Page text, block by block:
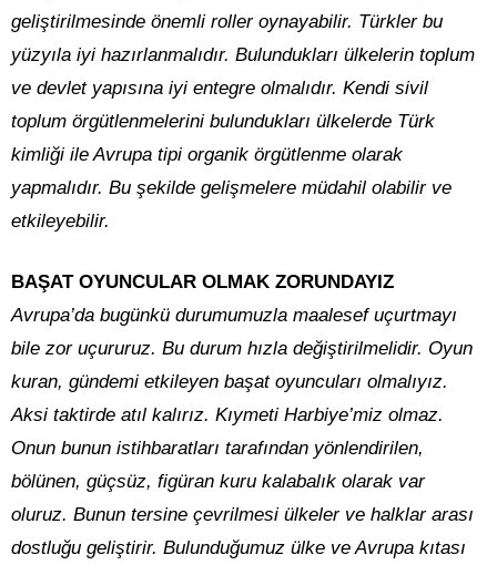
geliştirilmesinde önemli roller oynayabilir. Türkler bu
yüzyıla iyi hazırlanmalıdır. Bulundukları ülkelerin toplum
ve devlet yapısına iyi entegre olmalıdır. Kendi sivil
toplum örgütlenmelerini bulundukları ülkelerde Türk
kimliği ile Avrupa tipi organik örgütlenme olarak
yapmalıdır. Bu şekilde gelişmelere müdahil olabilir ve
etkileyebilir.
BAŞAT OYUNCULAR OLMAK ZORUNDAYIZ
Avrupa’da bugünkü durumumuzla maalesef uçurtmayı
bile zor uçururuz. Bu durum hızla değiştirilmelidir. Oyun
kuran, gündemi etkileyen başat oyuncuları olmalıyız.
Aksi taktirde atıl kalırız. Kıymeti Harbiye’miz olmaz.
Onun bunun istihbaratları tarafından yönlendirilen,
bölünen, güçsüz, figüran kuru kalabalık olarak var
oluruz. Bunun tersine çevrilmesi ülkeler ve halklar arası
dostluğu geliştirir. Bulunduğumuz ülke ve Avrupa kıtası